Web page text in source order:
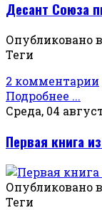
Десант Союза
Опубликовано в
Теги
2 комментарии
Подробнее ...
Среда, 04
Первая книга
Опубликовано в
Теги